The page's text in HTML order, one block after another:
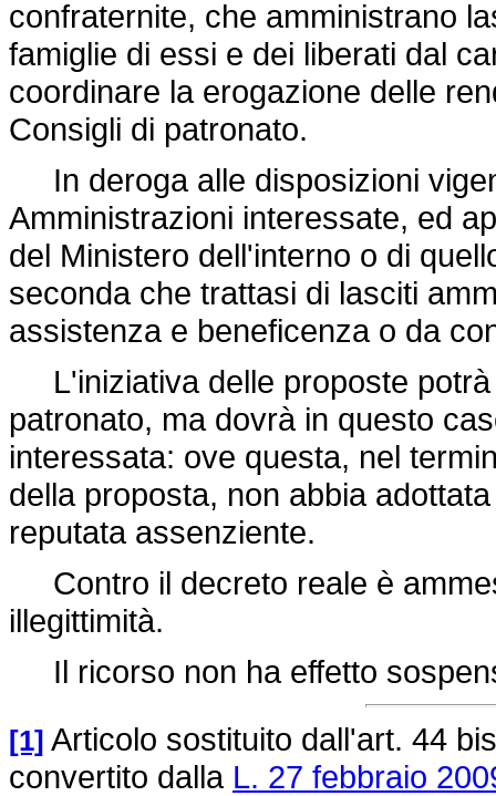
confraternite, che amministrano
famiglie di essi e dei liberati dal
coordinare la erogazione delle
Consigli di patronato.
In deroga alle disposizioni
Amministrazioni interessate, ed
del Ministero dell'interno o di
seconda che trattasi di lasciti
assistenza e beneficenza o da
L'iniziativa delle proposte potrà
patronato, ma dovrà in questo
interessata: ove questa, nel
della proposta, non abbia
reputata assenziente.
Contro il decreto reale è
illegittimità.
Il ricorso non ha effetto
[1] Articolo sostituito dall'art. 44
convertito dalla L. 27 febbraio